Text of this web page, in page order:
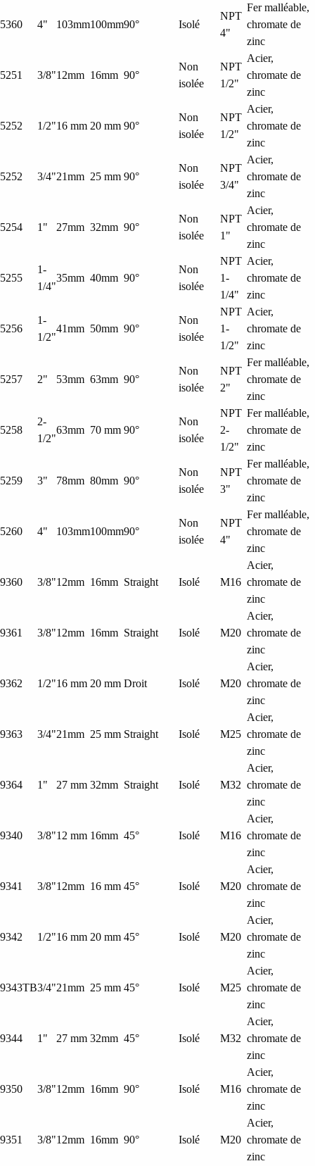
5360 4" 103mm100mm90° Isolé
NPT
4"
Fer malléable,
chromate de
zinc
5251 3/8"12mm 16mm 90°
Non
isolée
NPT
1/2"
Acier,
chromate de
zinc
5252 1/2"16 mm 20 mm 90°
Non
isolée
NPT
1/2"
Acier,
chromate de
zinc
5252 3/4"21mm 25 mm 90°
Non
isolée
NPT
3/4"
Acier,
chromate de
zinc
5254 1" 27mm 32mm 90°
Non
isolée
NPT
1"
Acier,
chromate de
zinc
5255
1-
1/4"
35mm 40mm 90°
Non
isolée
NPT
1-
1/4"
Acier,
chromate de
zinc
5256
1-
1/2"
41mm 50mm 90°
Non
isolée
NPT
1-
1/2"
Acier,
chromate de
zinc
5257 2" 53mm 63mm 90°
Non
isolée
NPT
2"
Fer malléable,
chromate de
zinc
5258
2-
1/2"
63mm 70 mm 90°
Non
isolée
NPT
2-
1/2"
Fer malléable,
chromate de
zinc
5259 3" 78mm 80mm 90°
Non
isolée
NPT
3"
Fer malléable,
chromate de
zinc
5260 4" 103mm100mm90°
Non
isolée
NPT
4"
Fer malléable,
chromate de
zinc
9360 3/8"12mm 16mm Straight Isolé M16
Acier,
chromate de
zinc
9361 3/8"12mm 16mm Straight Isolé M20
Acier,
chromate de
zinc
9362 1/2"16 mm 20 mm Droit Isolé M20
Acier,
chromate de
zinc
9363 3/4"21mm 25 mm Straight Isolé M25
Acier,
chromate de
zinc
9364 1" 27 mm 32mm Straight Isolé M32
Acier,
chromate de
zinc
9340 3/8"12 mm 16mm 45° Isolé M16
Acier,
chromate de
zinc
9341 3/8"12mm 16 mm 45° Isolé M20
Acier,
chromate de
zinc
9342 1/2"16 mm 20 mm 45° Isolé M20
Acier,
chromate de
zinc
9343TB3/4"21mm 25 mm 45° Isolé M25
Acier,
chromate de
zinc
9344 1" 27 mm 32mm 45° Isolé M32
Acier,
chromate de
zinc
9350 3/8"12mm 16mm 90° Isolé M16
Acier,
chromate de
zinc
9351 3/8"12mm 16mm 90° Isolé M20
Acier,
chromate de
zinc